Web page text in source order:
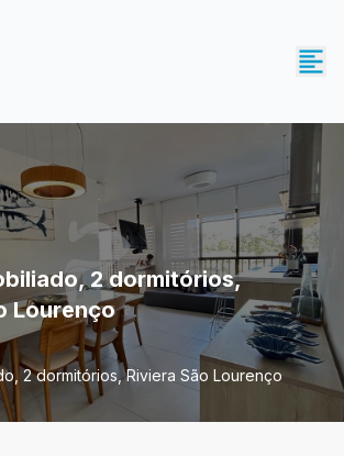
2 dormitórios,
Lourenço
2 dormitórios, Riviera São Lourenço